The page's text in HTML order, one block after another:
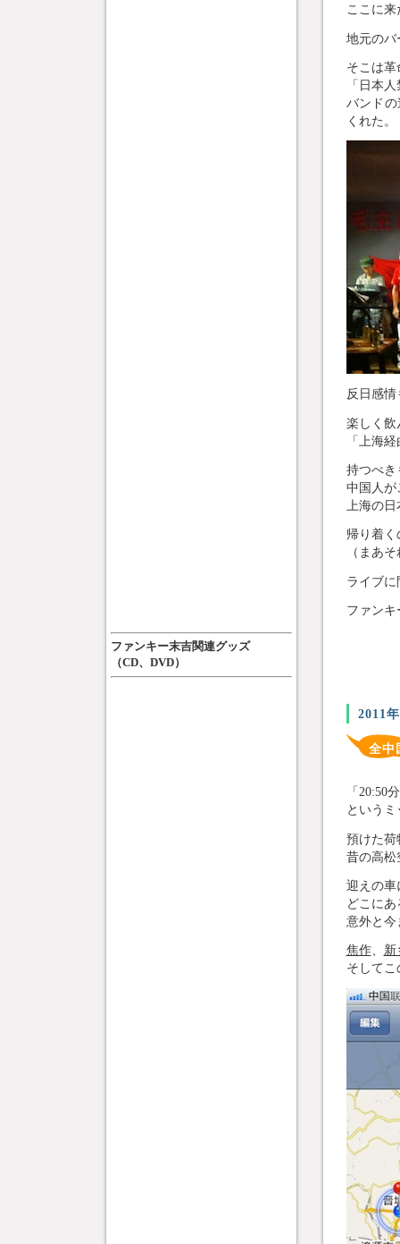
ファンキー末吉関連グッズ
（CD、DVD）
ここに
地元のバ
そこは
「日本
バンド
くれた。
反日感
楽しく飲
「上海
持つべき
中国人が
上海の
帰り着
（まあ
ライブ
ファン
2011
全中
「20:50
という
預けた荷
昔の高松
迎えの車
どこに
意外と今
焦作、 新
そして